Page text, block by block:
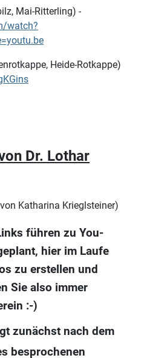
Mai-Ritterling) -
watch?
Heide-Rotkappe)
Dr. Lothar
Katharina Krieglsteiner)
führen zu You-
hier im Laufe
zu erstellen und
Sie also immer
:-)
zunächst nach dem
besprochenen